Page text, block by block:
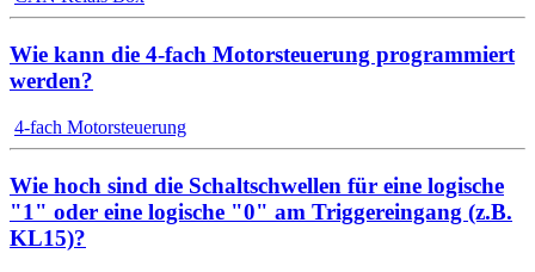
Wie kann die 4-fach Motorsteuerung programmiert
werden?
4-fach Motorsteuerung
Wie hoch sind die Schaltschwellen für eine logische
"1" oder eine logische "0" am Triggereingang (z.B.
KL15)?